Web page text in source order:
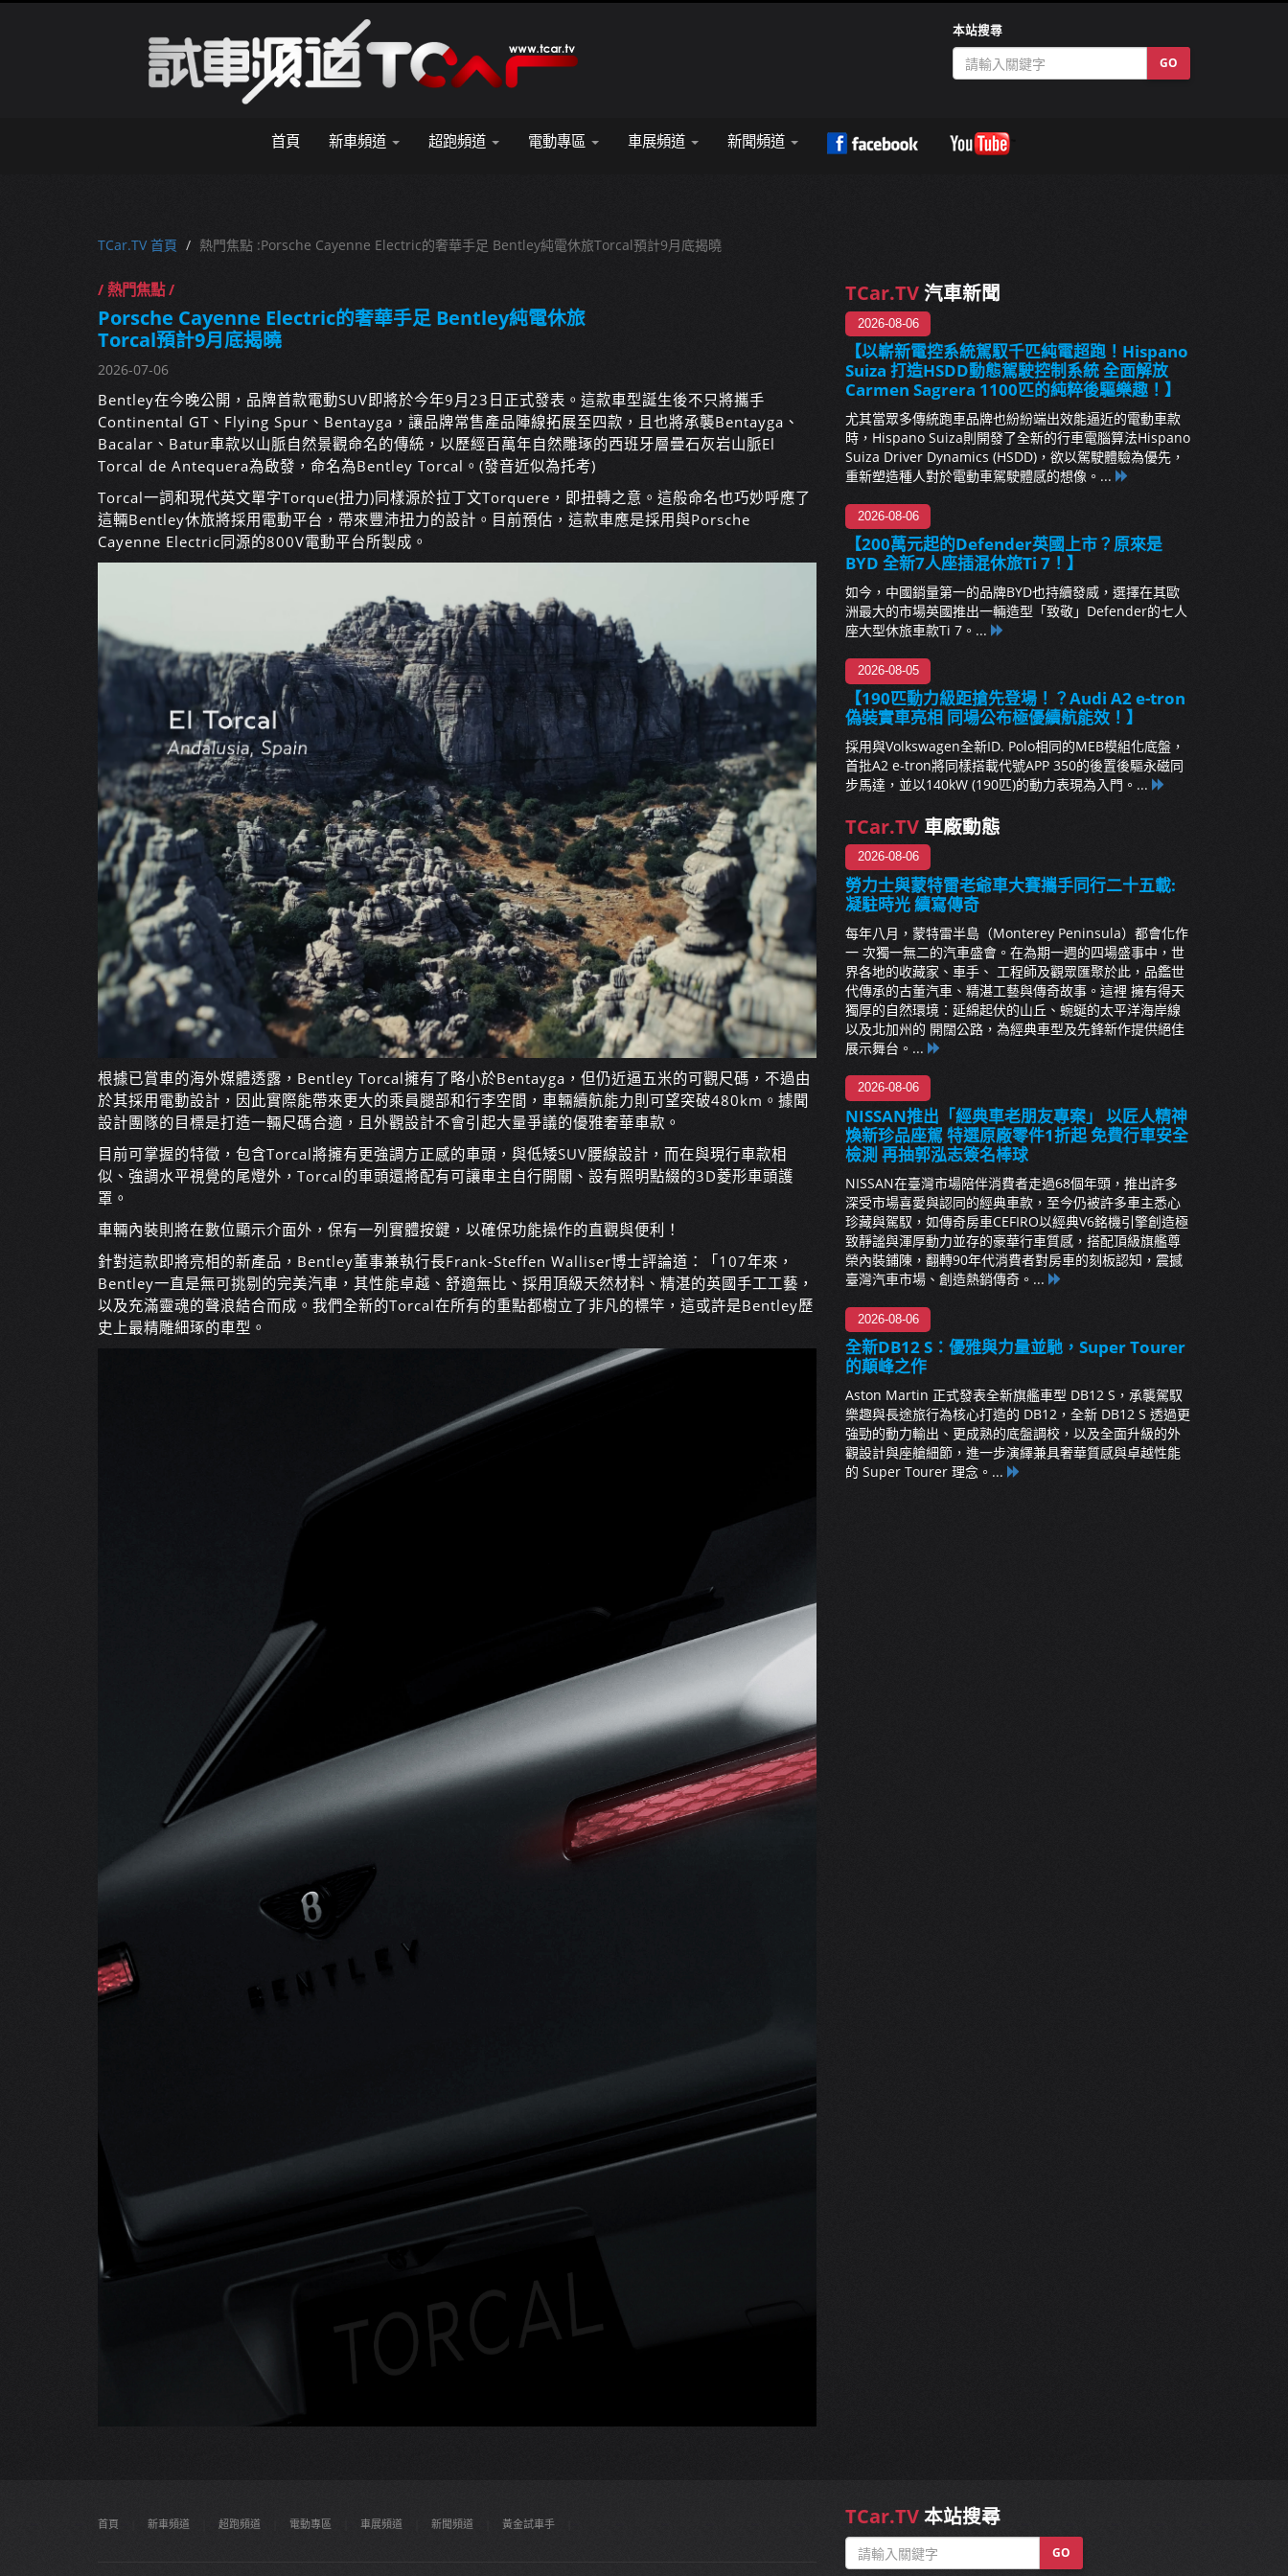
本站搜尋
GO
首頁 新車頻道 超跑頻道 電動專區 車展頻道 新聞頻道
TCar.TV 首頁 熱門焦點 :Porsche Cayenne Electric的奢華手足 Bentley純電休旅Torcal預計9月底揭曉
/ 熱門焦點 /
Porsche Cayenne Electric的奢華手足 Bentley純電休旅
Torcal預計9月底揭曉
2026-07-06
Bentley在今晚公開，品牌首款電動SUV即將於今年9月23日正式發表。這款車型誕生後不只將攜手
Continental GT、Flying Spur、Bentayga，讓品牌常售產品陣線拓展至四款，且也將承襲Bentayga、
Bacalar、Batur車款以山脈自然景觀命名的傳統，以歷經百萬年自然雕琢的西班牙層疊石灰岩山脈El
Torcal de Antequera為啟發，命名為Bentley Torcal。(發音近似為托考)
Torcal一詞和現代英文單字Torque(扭力)同樣源於拉丁文Torquere，即扭轉之意。這般命名也巧妙呼應了
這輛Bentley休旅將採用電動平台，帶來豐沛扭力的設計。目前預估，這款車應是採用與Porsche
Cayenne Electric同源的800V電動平台所製成。
根據已賞車的海外媒體透露，Bentley Torcal擁有了略小於Bentayga，但仍近逼五米的可觀尺碼，不過由
於其採用電動設計，因此實際能帶來更大的乘員腿部和行李空間，車輛續航能力則可望突破480km。據聞
設計團隊的目標是打造一輛尺碼合適，且外觀設計不會引起大量爭議的優雅奢華車款。
目前可掌握的特徵，包含Torcal將擁有更強調方正感的車頭，與低矮SUV腰線設計，而在與現行車款相
似、強調水平視覺的尾燈外，Torcal的車頭還將配有可讓車主自行開關、設有照明點綴的3D菱形車頭護
罩。
車輛內裝則將在數位顯示介面外，保有一列實體按鍵，以確保功能操作的直觀與便利！
針對這款即將亮相的新產品，Bentley董事兼執行長Frank-Steffen Walliser博士評論道：「107年來，
Bentley一直是無可挑剔的完美汽車，其性能卓越、舒適無比、採用頂級天然材料、精湛的英國手工工藝，
以及充滿靈魂的聲浪結合而成。我們全新的Torcal在所有的重點都樹立了非凡的標竿，這或許是Bentley歷
史上最精雕細琢的車型。
TCar.TV汽車新聞
2026-08-06
【以嶄新電控系統駕馭千匹純電超跑！Hispano
Suiza 打造HSDD動態駕駛控制系統 全面解放
Carmen Sagrera 1100匹的純粹後驅樂趣！】
尤其當眾多傳統跑車品牌也紛紛端出效能逼近的電動車款
時，Hispano Suiza則開發了全新的行車電腦算法Hispano
Suiza Driver Dynamics (HSDD)，欲以駕駛體驗為優先，
重新塑造種人對於電動車駕駛體感的想像。...
2026-08-06
【200萬元起的Defender英國上市？原來是
BYD 全新7人座插混休旅Ti 7！】
如今，中國銷量第一的品牌BYD也持續發威，選擇在其歐
洲最大的市場英國推出一輛造型「致敬」Defender的七人
座大型休旅車款Ti 7。...
2026-08-05
【190匹動力級距搶先登場！？Audi A2 e-tron
偽裝實車亮相 同場公布極優續航能效！】
採用與Volkswagen全新ID. Polo相同的MEB模組化底盤，
首批A2 e-tron將同樣搭載代號APP 350的後置後驅永磁同
步馬達，並以140kW (190匹)的動力表現為入門。...
TCar.TV 車廠動態
2026-08-06
勞力士與蒙特雷老爺車大賽攜手同行二十五載:
凝駐時光 續寫傳奇
每年八月，蒙特雷半島（Monterey Peninsula）都會化作
一 次獨一無二的汽車盛會。在為期一週的四場盛事中，世
界各地的收藏家、車手、 工程師及觀眾匯聚於此，品鑑世
代傳承的古董汽車、精湛工藝與傳奇故事。這裡 擁有得天
獨厚的自然環境：延綿起伏的山丘、蜿蜒的太平洋海岸線
以及北加州的 開闊公路，為經典車型及先鋒新作提供絕佳
展示舞台。...
2026-08-06
NISSAN推出「經典車老朋友專案」 以匠人精神
煥新珍品座駕 特選原廠零件1折起 免費行車安全
檢測 再抽郭泓志簽名棒球
NISSAN在臺灣市場陪伴消費者走過68個年頭，推出許多
深受市場喜愛與認同的經典車款，至今仍被許多車主悉心
珍藏與駕馭，如傳奇房車CEFIRO以經典V6銘機引擎創造極
致靜謐與渾厚動力並存的豪華行車質感，搭配頂級旗艦尊
榮內裝鋪陳，翻轉90年代消費者對房車的刻板認知，震撼
臺灣汽車市場、創造熱銷傳奇。...
2026-08-06
全新DB12 S：優雅與力量並馳，Super Tourer
的顛峰之作
Aston Martin 正式發表全新旗艦車型 DB12 S，承襲駕馭
樂趣與長途旅行為核心打造的 DB12，全新 DB12 S 透過更
強勁的動力輸出、更成熟的底盤調校，以及全面升級的外
觀設計與座艙細節，進一步演繹兼具奢華質感與卓越性能
的 Super Tourer 理念。...
TCar.TV本站搜尋
GO
首頁 新車頻道 超跑頻道 電動專區 車展頻道 新聞頻道 黃金試車手